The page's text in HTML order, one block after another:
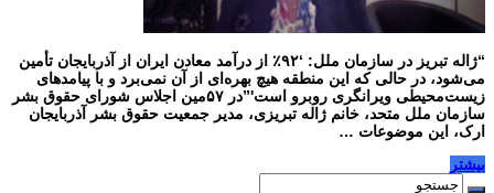
“ژاله تبریز در سازمان ملل: ‘۹۲٪ از درآمد معادن ایران از آذربایجان تأمین
می‌شود، در حالی که این منطقه هیچ بهره‌ای از آن نمی‌برد و با پیامدهای
زیست‌محیطی ویرانگری روبرو است'”در ۵۷مین اجلاس شورای حقوق بشر
سازمان ملل متحد، خانم ژاله تبریزی، مدیر جمعیت حقوق بشر آذربایجان
ارک، این موضوعات …
بیشتر